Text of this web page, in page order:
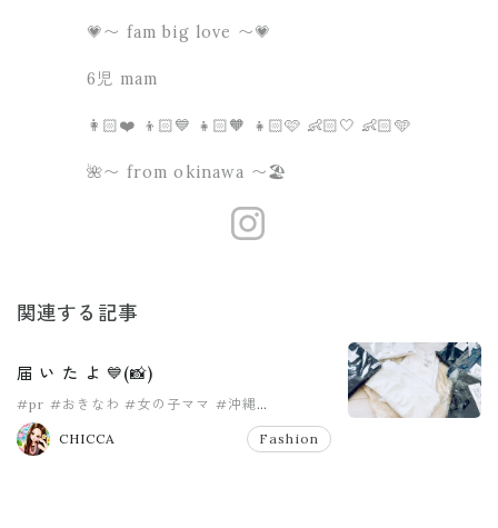
💗〜 fam big love 〜💗
6児 mam
👩🏻❤️ 👦🏻💙 👧🏻🧡 👧🏻🩷 👶🏻🤍 👶🏻🩵
🌺〜 from okinawa 〜🏖
関連する記事
届 い た よ 💙(📸)
#pr #おきなわ #女の子ママ #沖縄
#男の子ママ
CHICCA
Fashion